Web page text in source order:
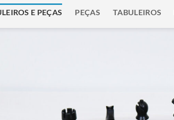
E PEÇAS PEÇAS TABULEIROS